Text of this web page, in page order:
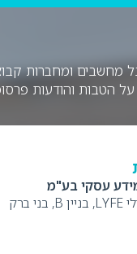
ומחברות
הטבות והודעות
עסקי בע"מ